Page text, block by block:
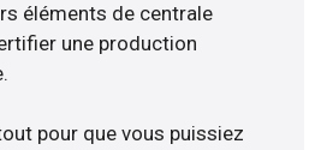
éléments de centrale
une production
pour que vous puissiez